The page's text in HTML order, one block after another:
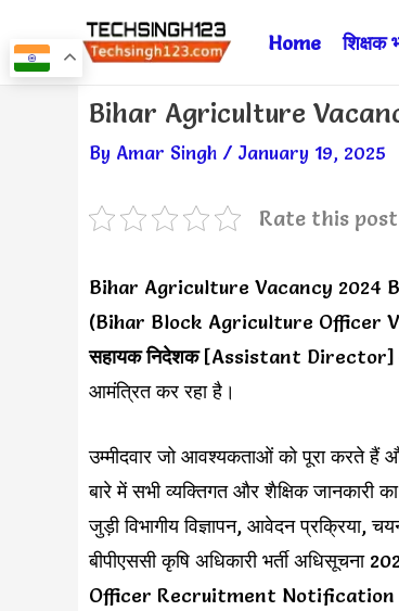
to
Home शिक्षक
Bihar Agriculture Vacancy
By Amar Singh / January 19, 2025
Rate this post
Bihar Agriculture Vacancy 2024
(Bihar Block Agriculture Officer
सहायक निदेशक[Assistant Director]
आमंत्रित कर रहा है।
उम्मीदवार जो आवश्यकताओं को पूरा करते
बारे में सभी व्यक्तिगत और शैक्षिक जानकारी
जुड़ी विभागीय विज्ञापन, आवेदन प्रक्रिया,
बीपीएससी कृषि अधिकारी भर्ती अधिसूचना
Officer Recruitment Notification
Post